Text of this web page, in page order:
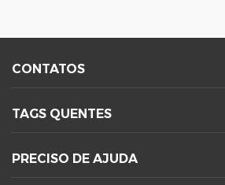
CONTATOS
TAGS QUENTES
PRECISO DE AJUDA